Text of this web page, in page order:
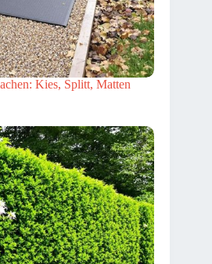
Kies, Splitt, Matten